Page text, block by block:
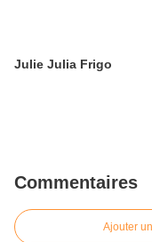
Julie Julia Frigo
Commentaires
Ajouter